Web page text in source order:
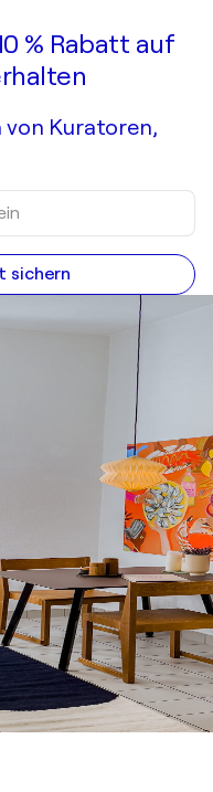
% Rabatt auf
Kuratoren,
sichern